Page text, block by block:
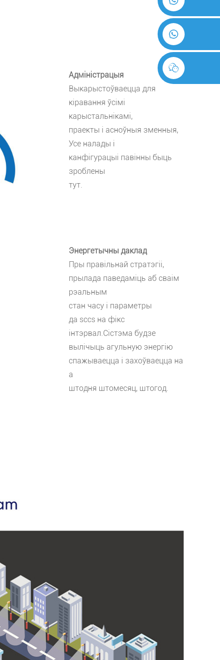
Адміністрацыя
Выкарыстоўваецца для
кіравання ўсімі
карыстальнікамі,
праекты і асноўныя зменныя,
Усе налады і
канфігурацыі павінны быць
зроблены
тут.
Энергетычны даклад
Пры правільнай стратэгіі,
прылада паведаміць аб сваім
рэальным
стан часу і параметры
да sccs на фікс
інтэрвал.Сістэма будзе
вылічыць агульную энергію
спажываецца і захоўваецца на
а
штодня штомесяц, штогод.